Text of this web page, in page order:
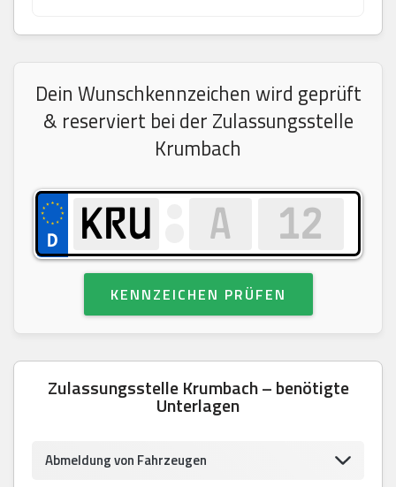
Dein Wunschkennzeichen wird geprüft
& reserviert bei der Zulassungsstelle
Krumbach
KENNZEICHEN PRÜFEN
Zulassungsstelle Krumbach – benötigte
Unterlagen
Abmeldung von Fahrzeugen